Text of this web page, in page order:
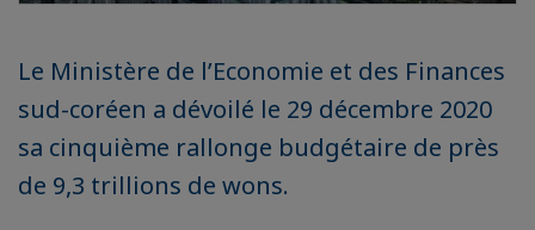
Le Ministère de l’Economie et des Finances
sud-coréen a dévoilé le 29 décembre 2020
sa cinquième rallonge budgétaire de près
de 9,3 trillions de wons.